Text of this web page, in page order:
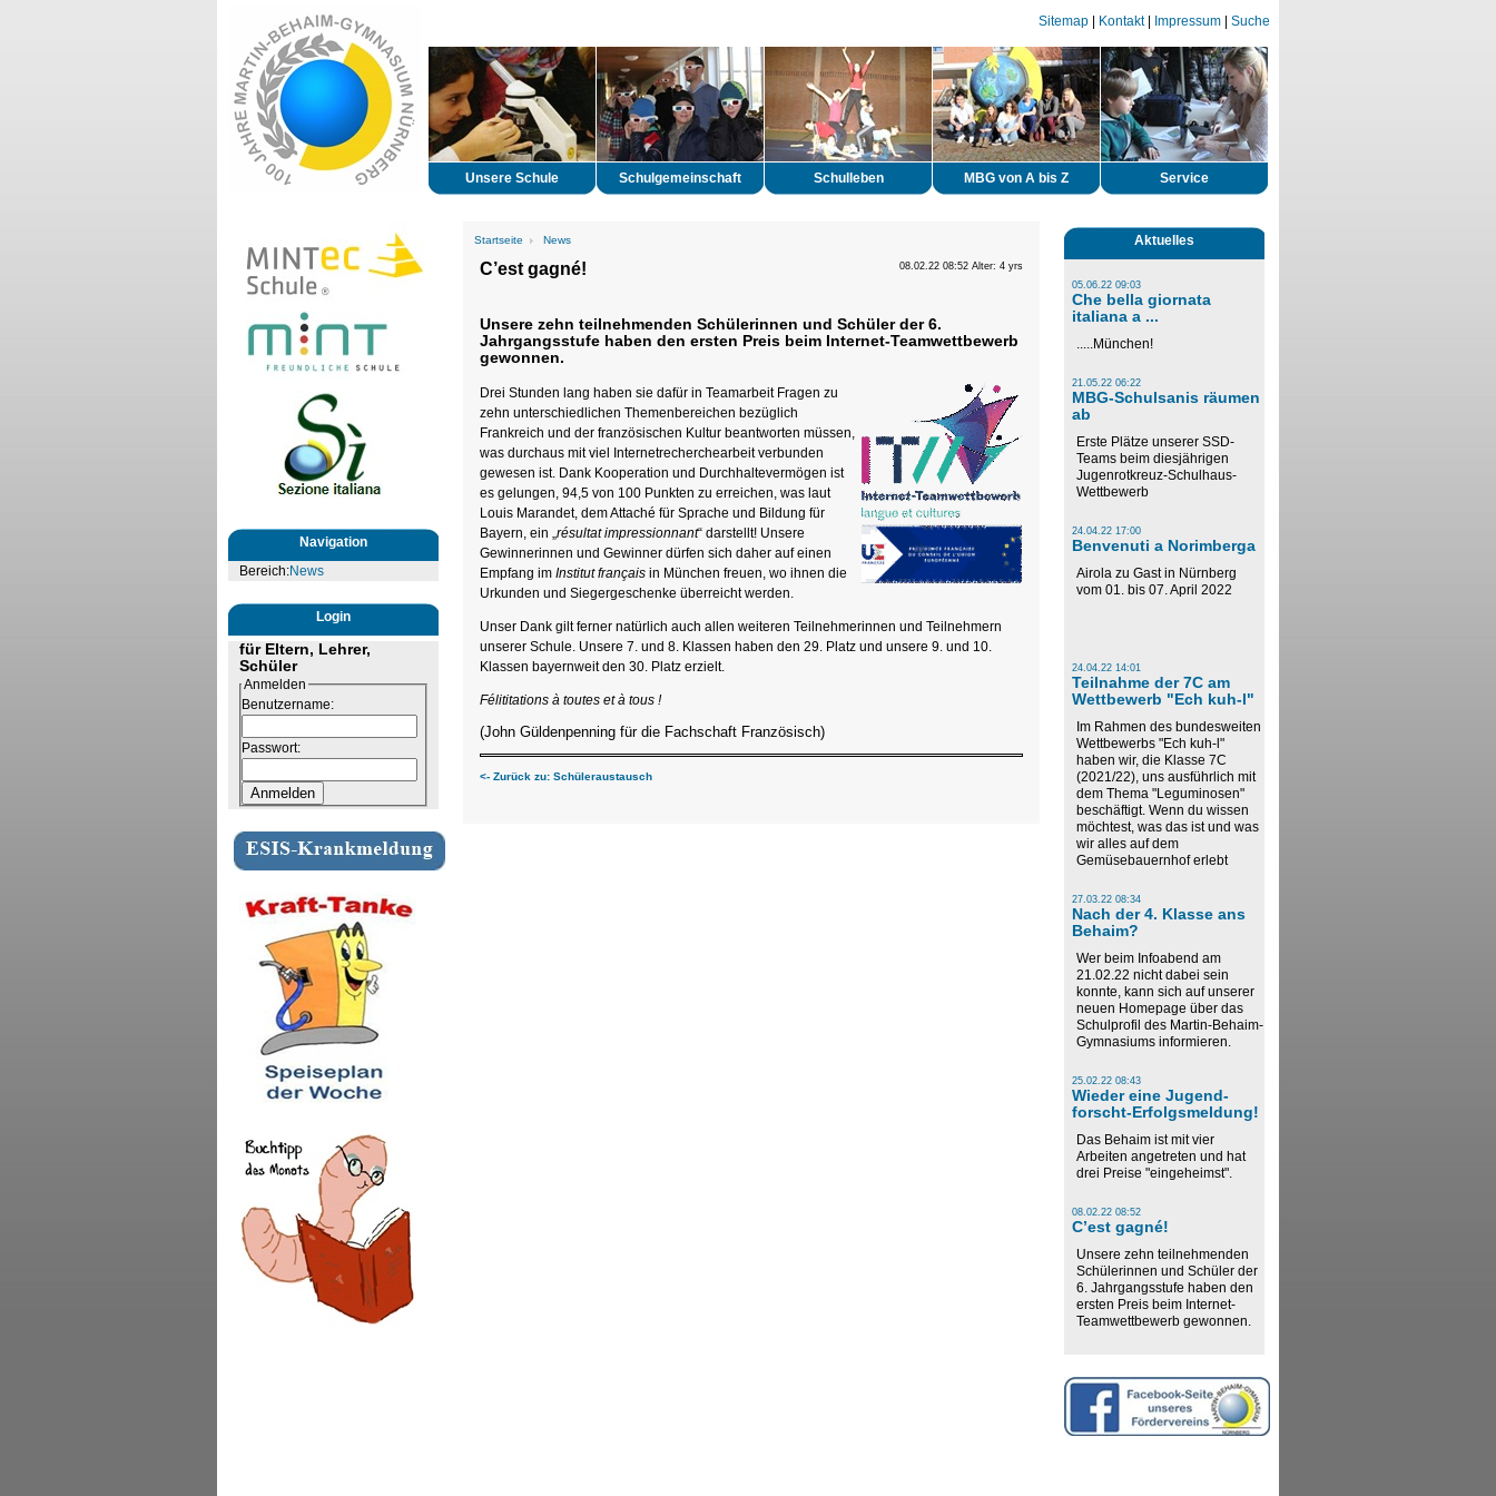
Sitemap Kontakt| Impressum Suche
Unsere Schule Schulgemeinschaft Schulleben MBG von A bis Z Service
Navigation
Bereich:News
Login
für Eltern, Lehrer,
Schüler
Anmelden
Benutzername:
Passwort:
Startseite News
08.02.22 08:52 Alter: 4 yrs
C’est gagné!
Unsere zehn teilnehmenden Schülerinnen und Schüler der 6.
Jahrgangsstufe haben den ersten Preis beim Internet-Teamwettbewerb
gewonnen.
Drei Stunden lang haben sie dafür in Teamarbeit Fragen zu
zehn unterschiedlichen Themenbereichen bezüglich
Frankreich und der französischen Kultur beantworten müssen,
was durchaus mit viel Internetrecherchearbeit verbunden
gewesen ist. Dank Kooperation und Durchhaltevermögen ist
es gelungen, 94,5 von 100 Punkten zu erreichen, was laut
Louis Marandet, dem Attaché für Sprache und Bildung für
Bayern, ein „résultat impressionnant“ darstellt! Unsere
Gewinnerinnen und Gewinner dürfen sich daher auf einen
Empfang im Institut français in München freuen, wo ihnen die
Urkunden und Siegergeschenke überreicht werden.
Unser Dank gilt ferner natürlich auch allen weiteren Teilnehmerinnen und Teilnehmern
unserer Schule. Unsere 7. und 8. Klassen haben den 29. Platz und unsere 9. und 10.
Klassen bayernweit den 30. Platz erzielt.
Félititations à toutes et à tous !
(John Güldenpenning für die Fachschaft Französisch)
<- Zurück zu: Schüleraustausch
Aktuelles
05.06.22 09:03
Che bella giornata
italiana a ...
.....München!
21.05.22 06:22
MBG-Schulsanis räumen
ab
Erste Plätze unserer SSD-
Teams beim diesjährigen
Jugenrotkreuz-Schulhaus-
Wettbewerb
24.04.22 17:00
Benvenuti a Norimberga
Airola zu Gast in Nürnberg
vom 01. bis 07. April 2022
24.04.22 14:01
Teilnahme der 7C am
Wettbewerb "Ech kuh-l"
Im Rahmen des bundesweiten
Wettbewerbs "Ech kuh-l"
haben wir, die Klasse 7C
(2021/22), uns ausführlich mit
dem Thema "Leguminosen"
beschäftigt. Wenn du wissen
möchtest, was das ist und was
wir alles auf dem
Gemüsebauernhof erlebt
27.03.22 08:34
Nach der 4. Klasse ans
Behaim?
Wer beim Infoabend am
21.02.22 nicht dabei sein
konnte, kann sich auf unserer
neuen Homepage über das
Schulprofil des Martin-Behaim-
Gymnasiums informieren.
25.02.22 08:43
Wieder eine Jugend-
forscht-Erfolgsmeldung!
Das Behaim ist mit vier
Arbeiten angetreten und hat
drei Preise "eingeheimst".
08.02.22 08:52
C’est gagné!
Unsere zehn teilnehmenden
Schülerinnen und Schüler der
6. Jahrgangsstufe haben den
ersten Preis beim Internet-
Teamwettbewerb gewonnen.